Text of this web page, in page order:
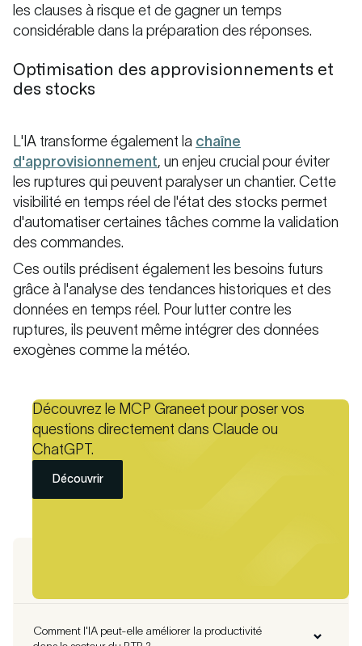
les clauses à risque et de gagner un temps
considérable dans la préparation des réponses.
Optimisation des approvisionnements et
des stocks
L'IA transforme également la chaîne
d'approvisionnement, un enjeu crucial pour éviter
les ruptures qui peuvent paralyser un chantier. Cette
visibilité en temps réel de l'état des stocks permet
d'automatiser certaines tâches comme la validation
des commandes.
Ces outils prédisent également les besoins futurs
grâce à l'analyse des tendances historiques et des
données en temps réel. Pour lutter contre les
ruptures, ils peuvent même intégrer des données
exogènes comme la météo.
Découvrez le MCP Graneet pour poser vos
questions directement dans Claude ou
ChatGPT.
Découvrir
Comment l'IA peut-elle améliorer la productivité